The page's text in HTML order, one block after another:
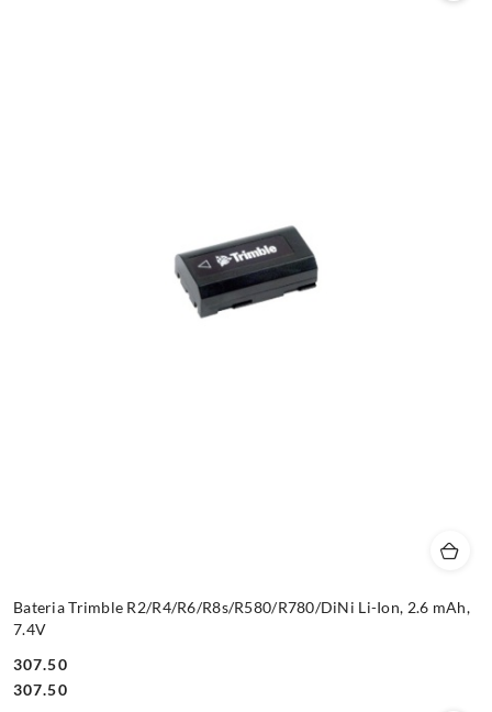
Bateria Trimble R2/R4/R6/R8s/R580/R780/DiNi Li-Ion, 2.6 mAh,
7.4V
Cena:
307.50
Cena:
307.50